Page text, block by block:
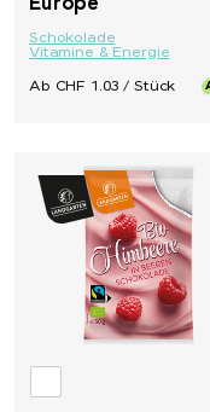
Schokolade
Vitamine & Energie
Ab CHF 1.03 / Stück